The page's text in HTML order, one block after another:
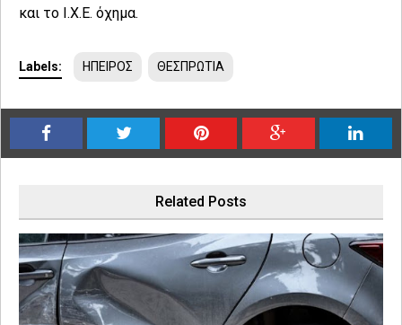
και το Ι.Χ.Ε. όχημα.
Labels: ΗΠΕΙΡΟΣ ΘΕΣΠΡΩΤΙΑ
Related Posts